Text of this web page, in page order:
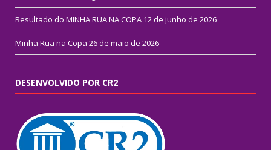
Resultado do MINHA RUA NA COPA 12 de junho de 2026
Minha Rua na Copa 26 de maio de 2026
DESENVOLVIDO POR CR2